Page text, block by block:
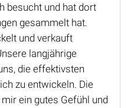
besucht und hat dort
gesammelt hat.
und verkauft
langjährige
die effektivsten
zu entwickeln. Die
ein gutes Gefühl und